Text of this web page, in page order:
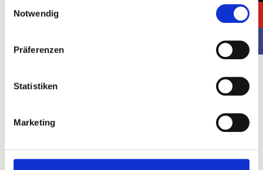
Notwendig
Präferenzen
Statistiken
Marketing
Alternative:
+49 (0) 211 598 3448